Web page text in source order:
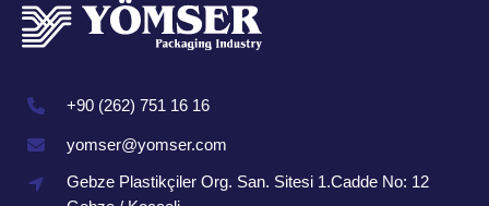
+90 (262) 751 16 16
yomser@yomser.com
Gebze Plastikçiler Org. San. Sitesi 1.Cadde No: 12